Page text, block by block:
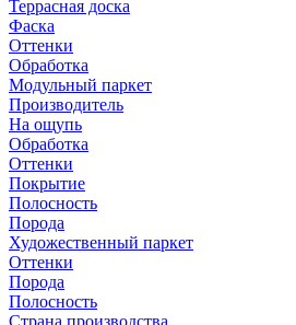
Террасная доска
Фаска
Оттенки
Обработка
Модульный паркет
Производитель
На ощупь
Обработка
Оттенки
Покрытие
Полосность
Порода
Художественный паркет
Оттенки
Порода
Полосность
Страна производства